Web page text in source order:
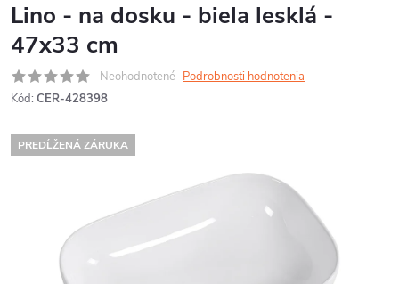
Lino - na dosku - biela lesklá -
47x33 cm
Neohodnotené Podrobnosti hodnotenia
Kód: CER-428398
PREDĹŽENÁ ZÁRUKA